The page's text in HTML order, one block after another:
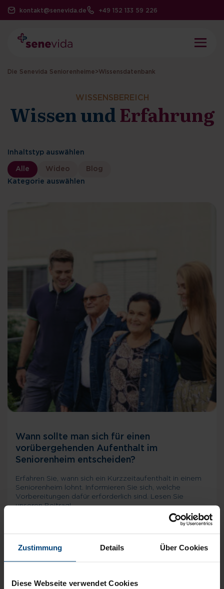
Zustimmung Details Über Cookies
Diese Webseite verwendet Cookies
kontakt@senevida.de +49 152 133 59 226
Die Senevida Seniorenheime>Wissensdatenbank
WISSENSBEREICH
Wissen undErfahrung
Inhaltstyp auswählen
Alle Wideo
Blog
Kategorie auswählen
Wann sollte man sich für einen
vorübergehenden Aufenthalt im
Seniorenheim entscheiden?
Erfahren Sie, wann sich ein Kurzzeitaufenthalt in einem
Seniorenheim lohnt. Informieren Sie sich, welche
Vorbereitungen dafür erforderlich sind. Lesen Sie
unseren Beitrag!